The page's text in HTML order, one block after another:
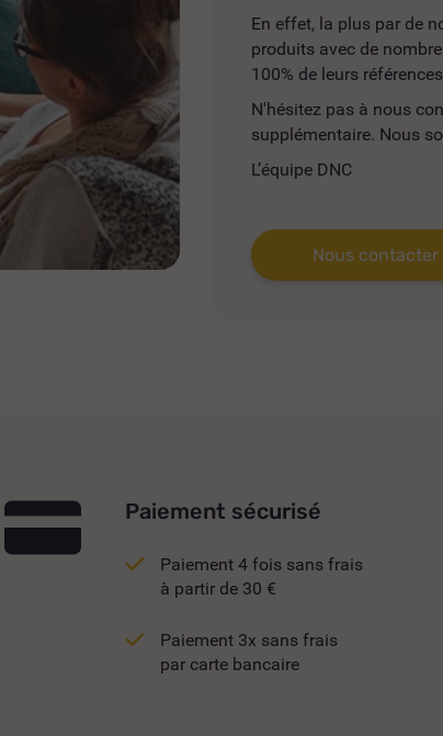
En effet, la plus par de
produits avec de
100% de leurs
N'hésitez pas à nous
supplémentaire. Nous
L’équipe DNC
Nous contacter
Paiement sécurisé
Paiement 4 fois sans frais
à partir de 30 €
Paiement 3x sans frais
par carte bancaire